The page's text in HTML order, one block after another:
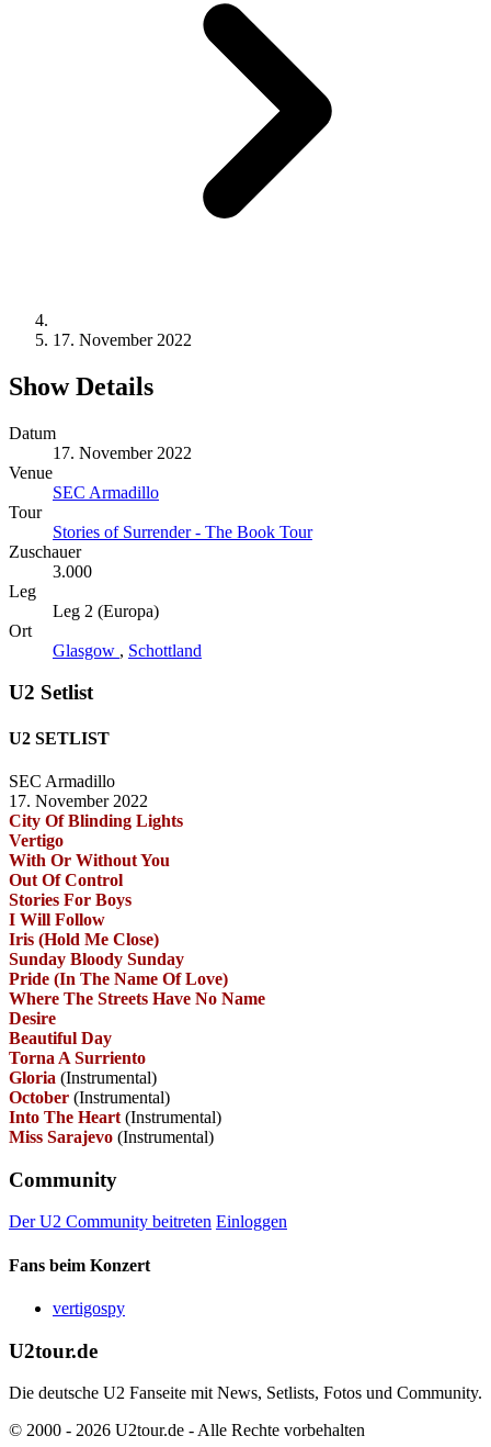
17. November 2022
Show Details
Datum
17. November 2022
Venue
SEC Armadillo
Tour
Stories of Surrender - The Book Tour
Zuschauer
3.000
Leg
Leg 2 (Europa)
Ort
Glasgow , Schottland
U2 Setlist
U2 SETLIST
SEC Armadillo
17. November 2022
City Of Blinding Lights
Vertigo
With Or Without You
Out Of Control
Stories For Boys
I Will Follow
Iris (Hold Me Close)
Sunday Bloody Sunday
Pride (In The Name Of Love)
Where The Streets Have No Name
Desire
Beautiful Day
Torna A Surriento
Gloria (Instrumental)
October (Instrumental)
Into The Heart (Instrumental)
Miss Sarajevo (Instrumental)
Community
Der U2 Community beitreten Einloggen
Fans beim Konzert
vertigospy
U2tour.de
Die deutsche U2 Fanseite mit News, Setlists, Fotos und Community.
© 2000 - 2026 U2tour.de - Alle Rechte vorbehalten